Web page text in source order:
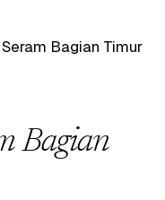
Seram Bagian Timur
Bagian